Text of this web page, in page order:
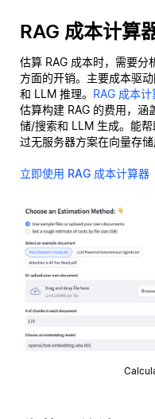
RAG 成本计算
估算 RAG 成本时，需要分
方面的开销。主要成本驱
和 LLM 推理。 RAG 成本计
估算构建 RAG 的费用，
储/搜索和 LLM 生成。能
过无服务器方案在向量存储
立即使用 RAG 成本计算器